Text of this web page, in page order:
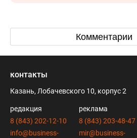
Комментарии
контакты
Казань, Лобачевского 10, корпус 2
редакция
8 (843) 202-12-10
info@business-
реклама
8 (843) 203-48-47
mir@business-